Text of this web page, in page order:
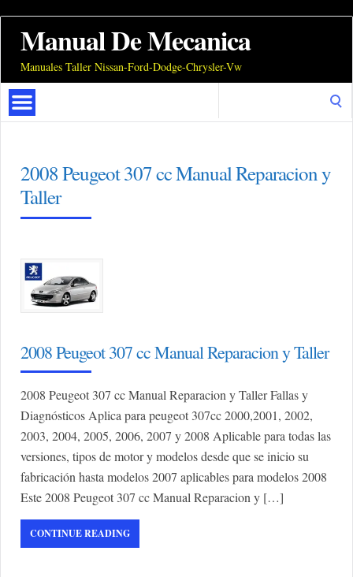
Manual De Mecanica
Manuales Taller Nissan-Ford-Dodge-Chrysler-Vw
2008 Peugeot 307 cc Manual Reparacion y
Taller
2008 Peugeot 307 cc Manual Reparacion y Taller
2008 Peugeot 307 cc Manual Reparacion y Taller Fallas y
Diagnósticos Aplica para peugeot 307cc 2000,2001, 2002,
2003, 2004, 2005, 2006, 2007 y 2008 Aplicable para todas las
versiones, tipos de motor y modelos desde que se inicio su
fabricación hasta modelos 2007 aplicables para modelos 2008
Este 2008 Peugeot 307 cc Manual Reparacion y […]
CONTINUE READING